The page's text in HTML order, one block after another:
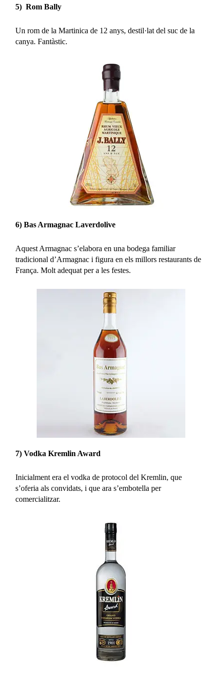
5) Rom Bally
Un rom de la Martinica de 12 anys, destil·lat del suc de la
canya. Fantàstic.
6) Bas Armagnac Laverdolive
Aquest Armagnac s’elabora en una bodega familiar
tradicional d’Armagnac i figura en els millors restaurants de
França. Molt adequat per a les festes.
7) Vodka Kremlin Award
Inicialment era el vodka de protocol del Kremlin, que
s’oferia als convidats, i que ara s’embotella per
comercialitzar.